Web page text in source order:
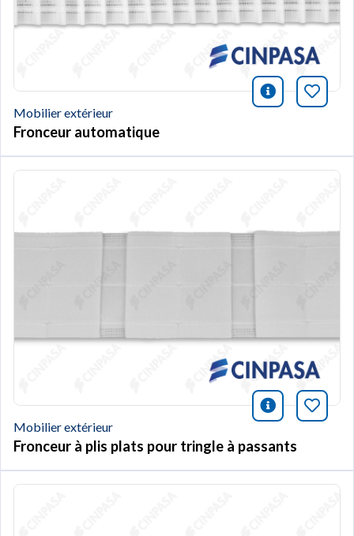
icono
Mobilier extérieur
Fronceur automatique
icono
Mobilier extérieur
Fronceur à plis plats pour tringle à passants